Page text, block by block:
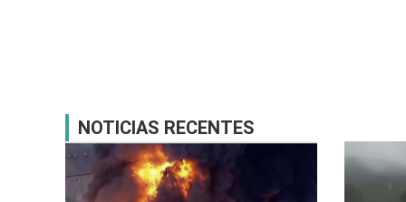
NOTICIAS RECENTES